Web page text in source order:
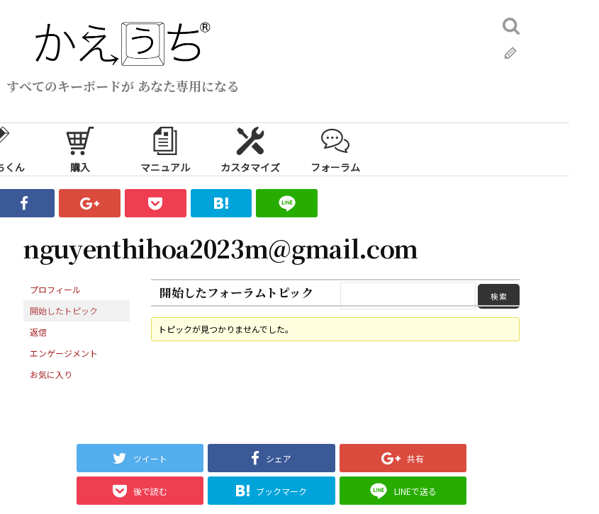
すべてのキーボードが あなた専用になる
検
索:
くん 購入 マニュアル カスタマイズ フォーラム
nguyenthihoa2023m@gmail.com
プロフィール
開始したトピック
返信
エンゲージメント
お気に入り
開始したフォーラムトピック
トピックが見つかりませんでした。
ツイート シェア 共有
後で読む ブックマーク LINEで送る